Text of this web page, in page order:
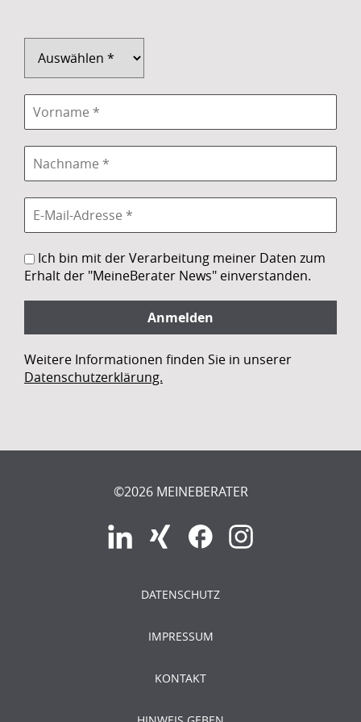
Ich bin mit der Verarbeitung meiner Daten zum
Erhalt der "MeineBerater News" einverstanden.
Weitere Informationen finden Sie in unserer
Datenschutzerklärung.
©2026 MEINEBERATER
DATENSCHUTZ
IMPRESSUM
KONTAKT